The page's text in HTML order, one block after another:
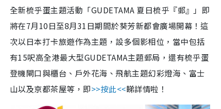
全新梳乎蛋主題活動「GUDETAMA 夏日梳乎『郵』」即
將在7月10日至8月31日期間於葵芳新都會廣場開幕！這
次以日本打卡旅遊作為主題，設多個影相位，當中包括
有15呎高全港最大型GUDETAMA主題郵局，還有梳乎蛋
登機閘口與櫃台、戶外花海、飛航主題幻彩燈海、富士
山以及京都茶屋等，即>>按此<<睇詳情啦！